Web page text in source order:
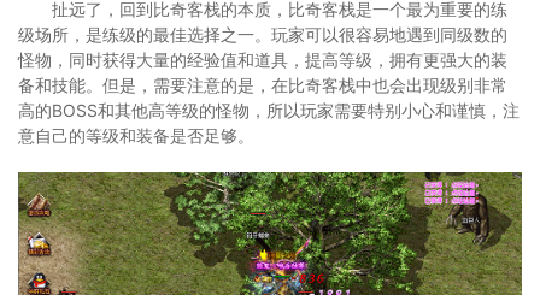
扯远了，回到比奇客栈的本质，比奇客栈是一个最为重要的练
级场所，是练级的最佳选择之一。玩家可以很容易地遇到同级数的
怪物，同时获得大量的经验值和道具，提高等级，拥有更强大的装
备和技能。但是，需要注意的是，在比奇客栈中也会出现级别非常
高的BOSS和其他高等级的怪物，所以玩家需要特别小心和谨慎，注
意自己的等级和装备是否足够。